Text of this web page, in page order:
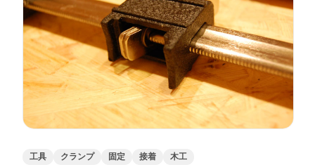
工具 クランプ 固定 接着 木工